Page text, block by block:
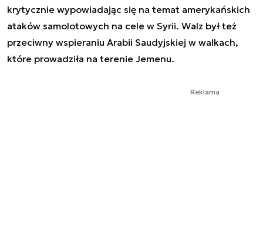
krytycznie wypowiadając się na temat amerykańskich
ataków samolotowych na cele w Syrii. Walz był też
przeciwny wspieraniu Arabii Saudyjskiej w walkach,
które prowadziła na terenie Jemenu.
Reklama